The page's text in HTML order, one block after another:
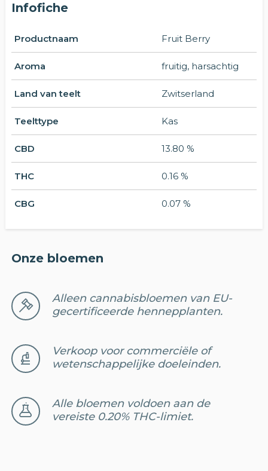
Infofiche
Productnaam Fruit Berry
Aroma fruitig, harsachtig
Land van teelt Zwitserland
Teelttype Kas
CBD 13.80 %
THC 0.16 %
CBG 0.07 %
Onze bloemen
Alleen cannabisbloemen van EU-
gecertificeerde hennepplanten.
Verkoop voor commerciële of
wetenschappelijke doeleinden.
Alle bloemen voldoen aan de
vereiste 0.20% THC-limiet.